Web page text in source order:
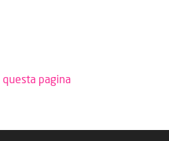
questa pagina